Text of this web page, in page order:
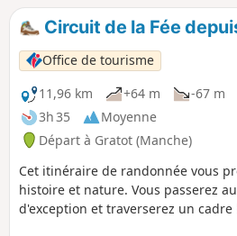
Circuit de la Fée
Office de tourisme
11,96 km
+64 m
-67 m
3h 35
Moyenne
Départ à Gratot (Manche)
Cet itinéraire de randonnée vous
histoire et nature. Vous passerez
d'exception et traverserez un